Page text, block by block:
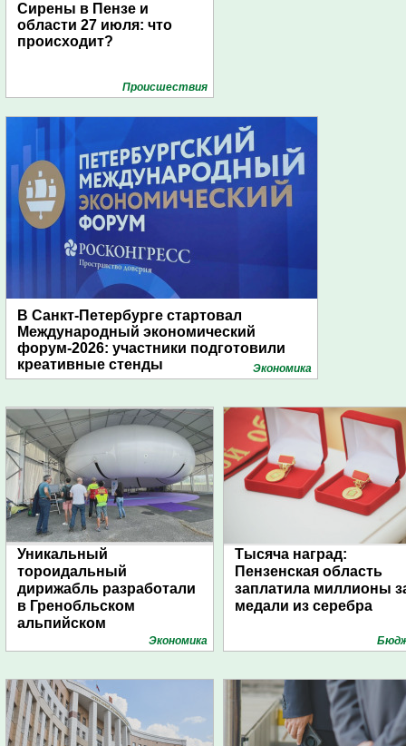
Сирены в Пензе и
области 27 июля: что
происходит?
Проиcшествия
В Санкт-Петербурге стартовал
Международный экономический
форум-2026: участники подготовили
креативные стенды
Экономика
Уникальный
тороидальный
дирижабль разработали
в Гренобльском
альпийском
Экономика
Тысяча наград:
Пензенская область
заплатила миллионы
медали из серебра